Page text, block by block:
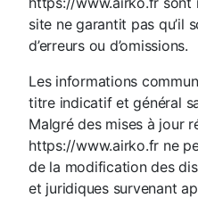
site ne garantit pas qu’il
d’erreurs ou d’omissions.
Les informations
titre indicatif et général
Malgré des mises à jour
https://www.airko.fr ne
de la modification des
et juridiques survenant